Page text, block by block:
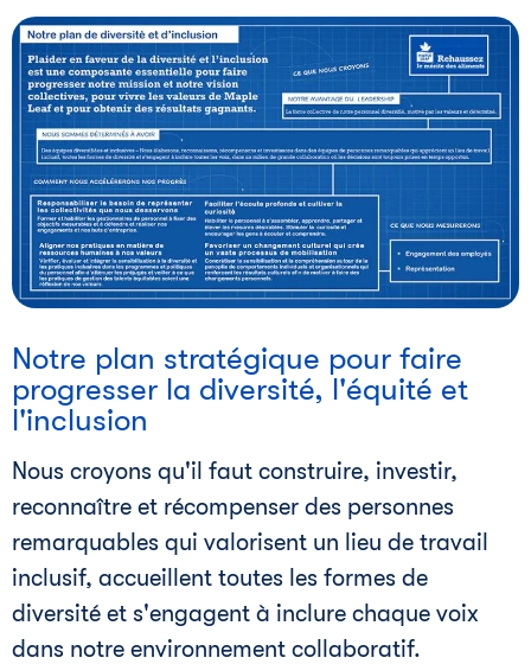
Notre plan stratégique pour faire
progresser la diversité, l'équité et
l'inclusion
Nous croyons qu'il faut construire, investir,
reconnaître et récompenser des personnes
remarquables qui valorisent un lieu de travail
inclusif, accueillent toutes les formes de
diversité et s'engagent à inclure chaque voix
dans notre environnement collaboratif.